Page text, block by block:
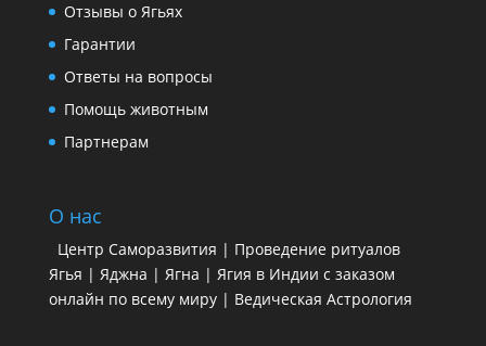
Отзывы о Ягьях
Гарантии
Ответы на вопросы
Помощь животным
Партнерам
О нас
Центр Саморазвития | Проведение ритуалов
Ягья | Яджна | Ягна | Ягия в Индии с заказом
онлайн по всему миру | Ведическая Астрология